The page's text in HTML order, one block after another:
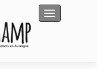
Afficher/